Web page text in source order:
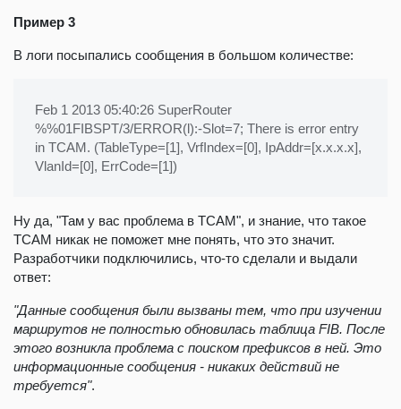
Пример 3
В логи посыпались сообщения в большом количестве:
Feb 1 2013 05:40:26 SuperRouter
%%01FIBSPT/3/ERROR(l):-Slot=7; There is error entry
in TCAM. (TableType=[1], VrfIndex=[0], IpAddr=[x.x.x.x],
VlanId=[0], ErrCode=[1])
Ну да, "Там у вас проблема в TCAM", и знание, что такое
TCAM никак не поможет мне понять, что это значит.
Разработчики подключились, что-то сделали и выдали
ответ:
"Данные сообщения были вызваны тем, что при изучении
маршрутов не полностью обновилась таблица FIB. После
этого возникла проблема с поиском префиксов в ней. Это
информационные сообщения - никаких действий не
требуется".